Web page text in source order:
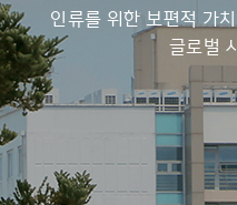
인류를 위한 보편적 가
글로벌